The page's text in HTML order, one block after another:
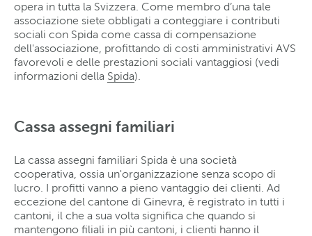
opera in tutta la Svizzera. Come membro d’una tale
associazione siete obbligati a conteggiare i contributi
sociali con Spida come cassa di compensazione
dell'associazione, profittando di costi amministrativi AVS
favorevoli e delle prestazioni sociali vantaggiosi (vedi
informazioni della Spida).
Cassa assegni familiari
La cassa assegni familiari Spida è una società
cooperativa, ossia un'organizzazione senza scopo di
lucro. I profitti vanno a pieno vantaggio dei clienti. Ad
eccezione del cantone di Ginevra, è registrato in tutti i
cantoni, il che a sua volta significa che quando si
mantengono filiali in più cantoni, i clienti hanno il